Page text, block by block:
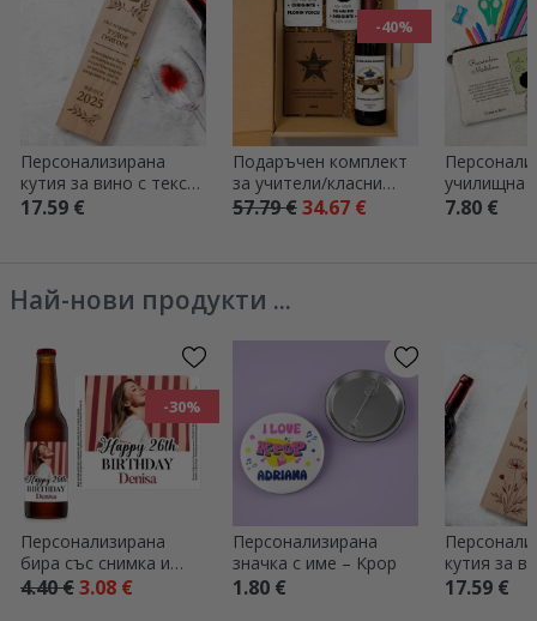
Персонализирана
кутия за вино с текст
- Завършване
17.59 €
-40%
Подаръчен комплект
за учители/класни
ръководители –
57.79 €34.67 €
училищна
с текст -
7.80 €
Най-нови продукти ...
-30%
Персонализирана
бира със снимка и
послание – Честит
4.40 €3.08 €
Персонализирана
значка с име – Kpop
1.80 €
кутия за
надпис за
17.59 €